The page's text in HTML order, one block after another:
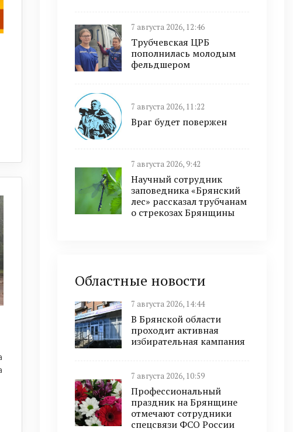
7 августа 2026, 12:46
Трубчевская ЦРБ
пополнилась молодым
фельдшером
7 августа 2026, 11:22
Враг будет повержен
7 августа 2026, 9:42
Научный сотрудник
заповедника «Брянский
лес» рассказал трубчанам
о стрекозах Брянщины
Областные новости
7 августа 2026, 14:44
В Брянской области
проходит активная
избирательная кампания
7 августа 2026, 10:59
Профессиональный
праздник на Брянщине
отмечают сотрудники
спецсвязи ФСО России